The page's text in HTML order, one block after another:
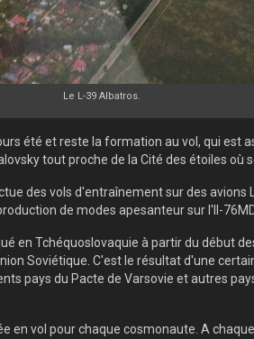
Le L-39 Albatros.
été et reste la formation au vol, qui est
tout proche de la Cité des étoiles où
des vols d'entraînement sur des
de modes apesanteur sur l'Il-
en Tchéquoslovaquie à partir du début
Soviétique. C'est le résultat d'une
pays du Pacte de Varsovie et autres
en vol pour chaque cosmonaute. A